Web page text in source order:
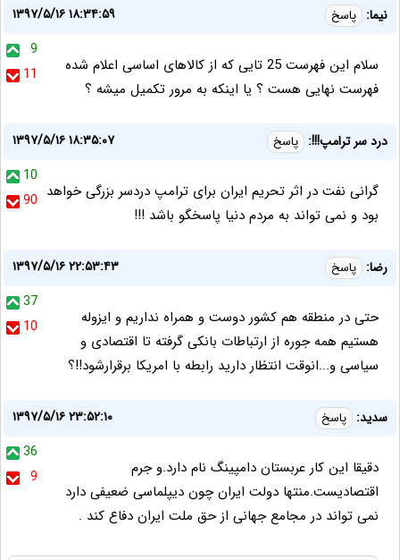
نیما: پاسخ
۱۳۹۷/۵/۱۶ ۱۸:۳۴:۵۹
9
11
سلام این فهرست 25 تایی که از کالاهای اساسی اعلام شده
فهرست نهایی هست ؟ یا اینکه به مرور تکمیل میشه ؟
درد سر ترامپ!!!: پاسخ
۱۳۹۷/۵/۱۶ ۱۸:۳۵:۰۷
10
90 گرانی نفت در اثر تحریم ایران برای ترامپ دردسر بزرگی خواهد
بود و نمی تواند به مردم دنیا پاسخگو باشد !!!
رضا: پاسخ
۱۳۹۷/۵/۱۶ ۲۲:۵۳:۴۳
37
10
حتی در منطقه هم کشور دوست و همراه نداریم و ایزوله
هستیم همه جوره از ارتباطات بانکی گرفته تا اقتصادی و
سیاسی و...انوقت انتظار دارید رابطه با امریکا برقرارشود!!؟
سدید: پاسخ
۱۳۹۷/۵/۱۶ ۲۳:۵۲:۱۰
36
9
دقیقا این کار عربستان دامپینگ نام دارد.و جرم
اقتصادیست.منتها دولت ایران چون دیپلماسی ضعیفی دارد
نمی تواند در مجامع جهانی از حق ملت ایران دفاع کند .